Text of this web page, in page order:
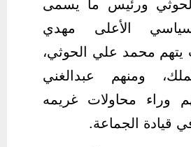
الأعلى مهدي
محمد علي الحوثي،
ومنهم عبدالغني
وراء محاولات غريمه
قيادة الجماعة.